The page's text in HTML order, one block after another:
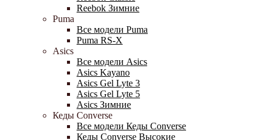
Reebok Зимние
Puma
Все модели Puma
Puma RS-X
Asics
Все модели Asics
Asics Kayano
Asics Gel Lyte 3
Asics Gel Lyte 5
Asics Зимние
Кеды Converse
Все модели Кеды Converse
Кеды Converse Высокие